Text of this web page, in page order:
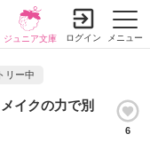
メニュー
ジュニア文庫 ログイン
リー中
イクの力で別
6